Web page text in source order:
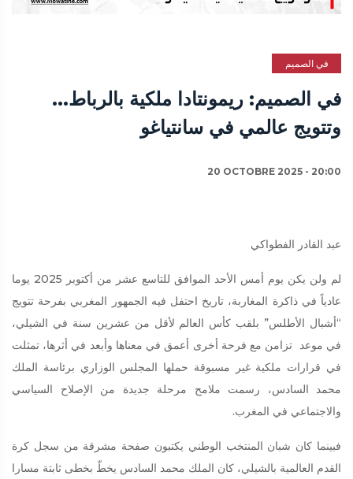
في الصميم
في الصميم: ريمونتادا ملكية بالرباط...
وتتويج عالمي في سانتياغو
20 OCTOBRE 2025 - 20:00
عبد القادر الفطواكي
لم ولن يكن يوم أمس الأحد الموافق للتاسع عشر من أكتوبر 2025 يوما
عادياً في ذاكرة المغاربة، تاريخ احتفل فيه الجمهور المغربي بفرحة تتويج
“أشبال الأطلس” بلقب كأس العالم لأقل من عشرين سنة في الشيلي،
في موعد تزامن مع فرحة أخرى أعمق في معناها وأبعد في أثرها، تمثلت
في قرارات ملكية غير مسبوقة حملها المجلس الوزاري برئاسة الملك
محمد السادس، رسمت ملامح مرحلة جديدة من الإصلاح السياسي
والاجتماعي في المغرب.
فبينما كان شبان المنتخب الوطني يكتبون صفحة مشرقة من سجل كرة
القدم العالمية بالشيلي، كان الملك محمد السادس يخطّ بخطى ثابتة مسارا